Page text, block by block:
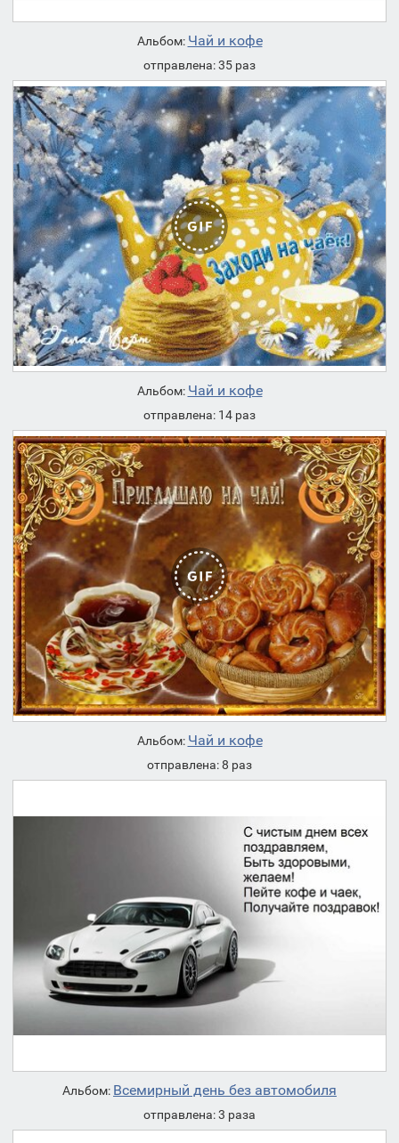
Альбом: Чай и кофе
отправлена: 35 раз
Альбом: Чай и кофе
отправлена: 14 раз
Альбом: Чай и кофе
отправлена: 8 раз
Альбом: Всемирный день без автомобиля
отправлена: 3 раза